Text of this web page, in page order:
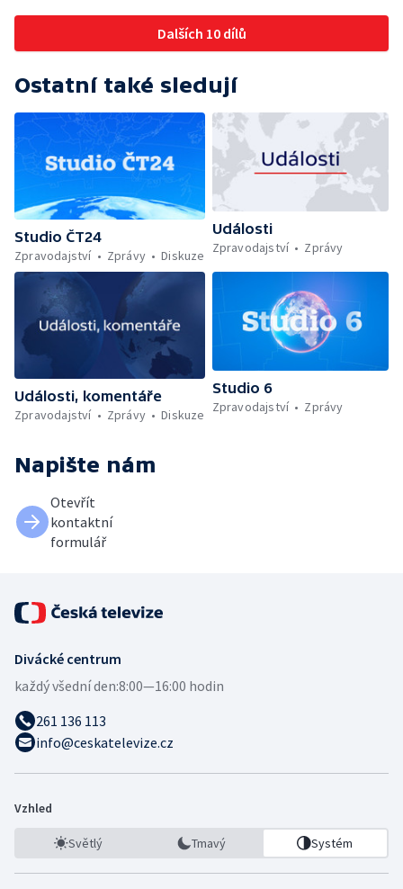
Dalších 10 dílů
Ostatní také sledují
Studio ČT24
Zpravodajství
Zprávy Diskuze
Události
Zpravodajství
Zprávy
Události, komentáře
Zpravodajství
Zprávy Diskuze
Studio 6
Zpravodajství
Zprávy
Napište nám
Otevřít
kontaktní
formulář
Divácké centrum
každý všední den:8:00—16:00 hodin
261 136 113
info@ceskatelevize.cz
Vzhled
Světlý Tmavý Systém